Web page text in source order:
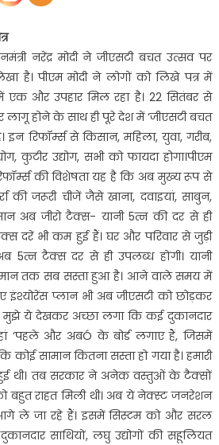
नरेंद्र मोदी ने जीएसटी बचत उत्सव पर
है। पीएम मोदी ने लोगों को लिखे पत्र में
एक और उपहार मिल रहा है। 22 सितंबर से
लागू होने के साथ ही पूरे देश में ‘जीएसटी बचत
रिफॉर्म्स से किसान, महिला, युवा, गरीब,
कुटीर उद्योग, सभी को फायदा होगा।पीएम
की विशेषता यह है कि अब मुख्य रूप से
की जरूरी चीजें जैसे खाना, दवाइयां, साबुन,
अब जीरो टैक्स- यानी 5त्न की दर से ही
दरें भी कम हुई हैं। घर और परिवार से जुड़ी
5त्न टैक्स दर से ही उपलब्ध होंगी। यानी
तक सब सस्ता हुआ है। आने वाले समय में
इंश्योरेंस प्लान भी अब जीएसटी को छोड़कर
मुझे ये देखकर अच्छा लगा कि कई दुकानदार
‘पहले और अबÓ के बोर्ड लगाए हैं, जिसमें
कोई सामान कितना सस्ता हो गया है। हमारी
हुई थी। तब सरकार ने अनेक वस्तुओं के टैक्सों
बहुत राहत मिली थी। अब ये नेक्स्ट जनरेशन
आगे ले जा रहे हैं। इसमें सिस्टम को और सरल
साथियों, लघु उद्योगों की सहूलियत